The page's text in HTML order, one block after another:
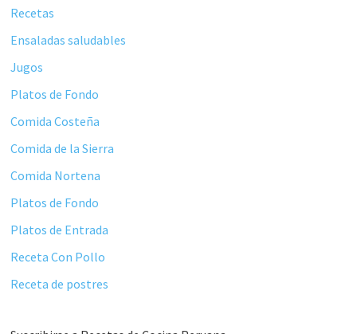
Recetas
Ensaladas saludables
Jugos
Platos de Fondo
Comida Costeña
Comida de la Sierra
Comida Nortena
Platos de Fondo
Platos de Entrada
Receta Con Pollo
Receta de postres